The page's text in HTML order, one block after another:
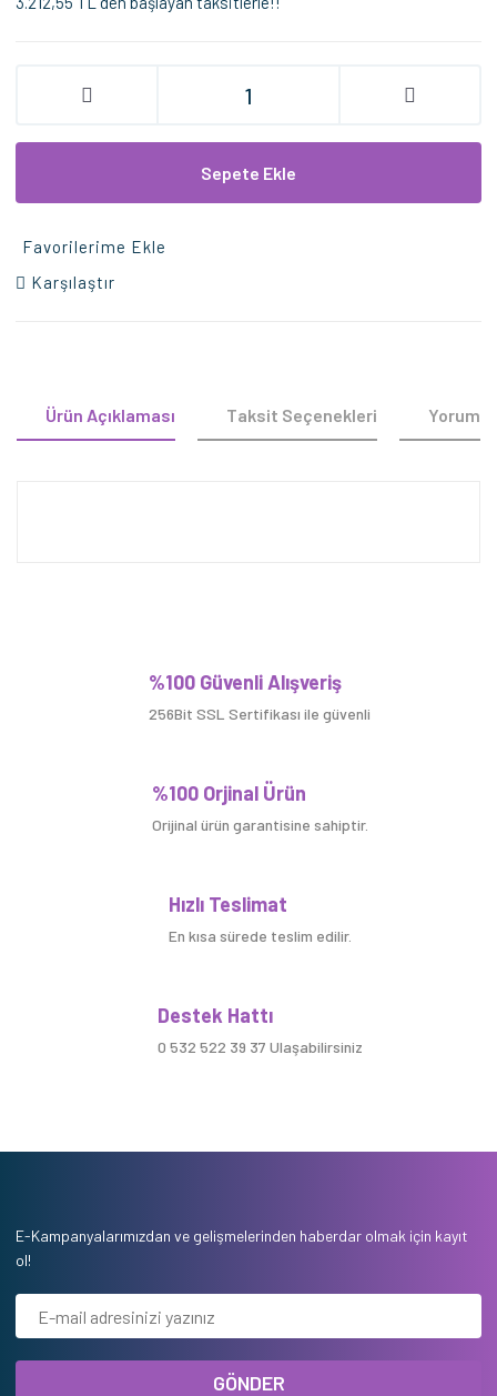
Sepete Ekle
Favorilerime Ekle
Karşılaştır
Ürün Açıklaması Taksit Seçenekleri
Yorum Yaz
%100 Güvenli Alışveriş
256Bit SSL Sertifikası ile güvenli
%100 Orjinal Ürün
Orijinal ürün garantisine sahiptir.
Hızlı Teslimat
En kısa sürede teslim edilir.
Destek Hattı
0 532 522 39 37 Ulaşabilirsiniz
E-Kampanyalarımızdan ve gelişmelerinden haberdar olmak için kayıt
ol!
GÖNDER